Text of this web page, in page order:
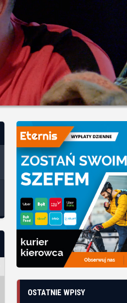
OSTATNIE WPISY